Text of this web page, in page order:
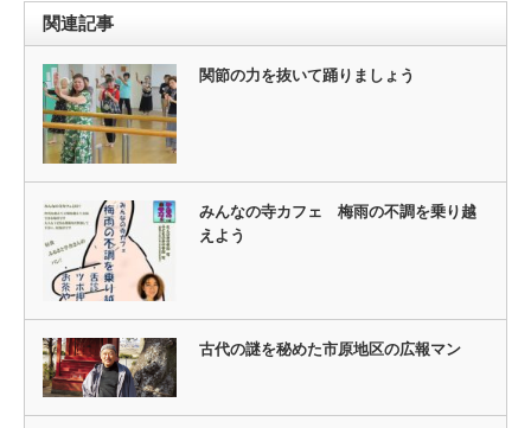
関連記事
関節の力を抜いて踊りましょう
みんなの寺カフェ 梅雨の不調を乗り越
えよう
古代の謎を秘めた市原地区の広報マン